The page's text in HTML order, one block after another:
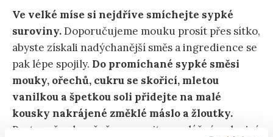
Ve velké míse si nejdříve smíchejte sypké
suroviny.Doporučujeme mouku prosít přes sítko,
abyste získali nadýchanější směs a ingredience se
pak lépe spojily. Do promíchané sypké směsi
mouky, ořechů, cukru se skořicí, mletou
vanilkou a špetkou soli přidejte na malé
kousky nakrájené změklé máslo a žloutky.
Postupně pak ručně zapracujte na vláčné nelepivé